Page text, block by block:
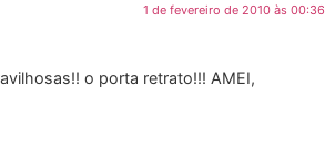
1 de fevereiro de 2010 às 00:36
o porta retrato!!! AMEI,